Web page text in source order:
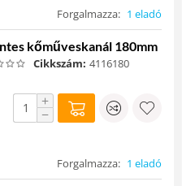
Forgalmazza: 1 eladó
kőműveskanál 180mm
Cikkszám: 4116180
+
−
Forgalmazza: 1 eladó